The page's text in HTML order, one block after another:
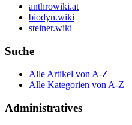
anthrowiki.at
biodyn.wiki
steiner.wiki
Suche
Alle Artikel von A-Z
Alle Kategorien von A-Z
Administratives